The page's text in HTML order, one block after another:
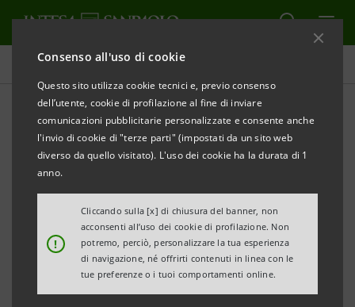
Consenso all'uso di cookie
Questo sito utilizza cookie tecnici e, previo consenso
dell’utente, cookie di profilazione al fine di inviare
comunicazioni pubblicitarie personalizzate e consente anche
l'invio di cookie di "terze parti" (impostati da un sito web
diverso da quello visitato). L'uso dei cookie ha la durata di 1
anno.
!
Cliccando sulla [x] di chiusura del banner, non
acconsenti all’uso dei cookie di profilazione. Non
potremo, perciò, personalizzare la tua esperienza
di navigazione, né offrirti contenuti in linea con le
tue preferenze o i tuoi comportamenti online.
Comunicati stampa
STAMPA AGGIORNA
INTESA SANPAOLO RAFFORZA LA FORMAZIONE
DELLE PERSONE, PILASTRO PER LA BANCA DEL
FUTURO
Siglato accordo con tutte le Organizzazioni
sindacali per valorizzare le professionalità e
tutelare l’occupazione
Nasce la Corporate Academy per sviluppare